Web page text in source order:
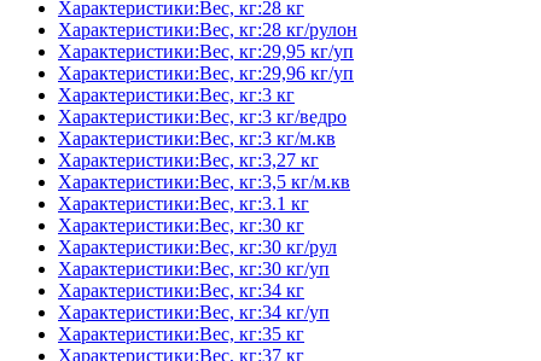
Характеристики:Вес, кг:28 кг
Характеристики:Вес, кг:28 кг/рулон
Характеристики:Вес, кг:29,95 кг/уп
Характеристики:Вес, кг:29,96 кг/уп
Характеристики:Вес, кг:3 кг
Характеристики:Вес, кг:3 кг/ведро
Характеристики:Вес, кг:3 кг/м.кв
Характеристики:Вес, кг:3,27 кг
Характеристики:Вес, кг:3,5 кг/м.кв
Характеристики:Вес, кг:3.1 кг
Характеристики:Вес, кг:30 кг
Характеристики:Вес, кг:30 кг/рул
Характеристики:Вес, кг:30 кг/уп
Характеристики:Вес, кг:34 кг
Характеристики:Вес, кг:34 кг/уп
Характеристики:Вес, кг:35 кг
Характеристики:Вес, кг:37 кг